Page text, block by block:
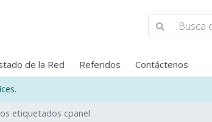
de la Red Referidos Contáctenos
etiquetados cpanel